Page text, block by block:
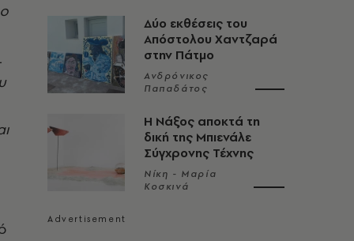
Δύο εκθέσεις του
Απόστολου Χαντζαρά
στην Πάτμο
Ανδρόνικος
Παπαδάτος
Η Νάξος αποκτά τη
δική της Μπιενάλε
Σύγχρονης Τέχνης
Νίκη - Μαρία
Κοσκινά